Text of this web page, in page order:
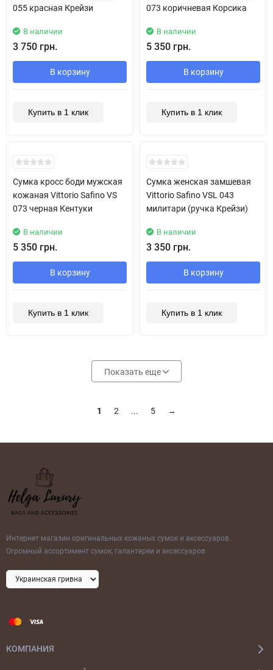
055 красная Крейзи
В наличии
3 750 грн.
В корзину
Купить в 1 клик
073 коричневая Корсика
В наличии
5 350 грн.
В корзину
Купить в 1 клик
New!
Сумка кросс боди мужская
кожаная Vittorio Safino VS
073 черная Кентуки
В наличии
5 350 грн.
В корзину
Купить в 1 клик
New!
Сумка женская замшевая
Vittorio Safino VSL 043
милитари (ручка Крейзи)
В наличии
3 350 грн.
В корзину
Купить в 1 клик
Показать еще
1 2 ... 5 →
Интернет магазин оригинальных кожаных сумок и аксессуаров.
Огромный ассортимент сумок, галантереи и аксессуаров
КОМПАНИЯ